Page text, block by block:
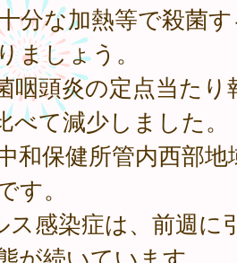
分な加熱等で殺菌
ましょう。
咽頭炎の定点当たり
べて減少しました。
和保健所管内西部地
す。
感染症は、前週に